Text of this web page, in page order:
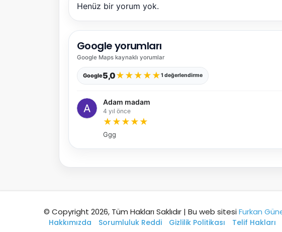
Henüz bir yorum yok.
Google yorumları
Google Maps kaynaklı yorumlar
Google5,0★ ★ ★ ★ ★1 değerlendirme
Adam madam
4 yıl önce
★ ★ ★ ★ ★
Ggg
© Copyright 2026, Tüm Hakları Saklıdır | Bu web sitesiFurkan
Hakkımızda Sorumluluk Reddi Gizlilik Politikası Telif Hakları